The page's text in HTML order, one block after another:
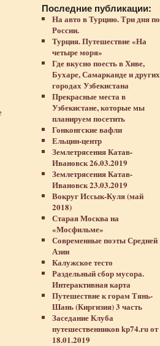
Последние публикации:
На авто в Турцию. Три дня по
России.
Турция. Путешествие «На
четыре моря»
Где вкусно поесть в Хиве,
Бухаре, Самарканде и других
городах Узбекистана
Прекрасные места в
Узбекистане, которые мы
планируем посетить
Гонконгские вафли
Ельцин-центр
Землетрясения Катав-
Ивановск 26.03.2019
Землетрясения Катав-
Ивановск 23.03.2019
Вокруг Иссык-Куля (май
2018)
Старая Москва на
«Мосфильме»
Современные поэты Средней
Азии
Калужское тесто
Раздельный сбор мусора.
Интерактивная карта
Путешествие к горам Тянь-
Шань (Киргизия) 3 часть
Заседание Клуба
путешественников kp74.ru от
18.01.2019